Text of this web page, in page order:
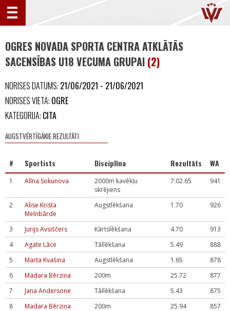
OGRES NOVADA SPORTA CENTRA ATKLĀTĀS
SACENSĪBAS U18 VECUMA GRUPAI (2)
NORISES DATUMS: 21/06/2021 - 21/06/2021
NORISES VIETA: OGRE
KATEGORIJA: CITA
AUGSTVĒRTĪGĀKIE REZULTĀTI
# Sportists Disciplīna Rezultāts WA
1 Alīna Sokunova
2000m kavēkļu
skrējiens
7:02.65 941
2
Alise Krista
Melnbārde
Augstlēkšana 1.70 926
3 Jurijs Avsiščers Kārtslēkšana 4.70
913
4
Agate Lāce Tāllēkšana 5.49
888
5
Marta Kvašina Augstlēkšana 1.65
878
6
Madara Bērziņa 200m 25.72
877
7
Jana Andersone Tāllēkšana 5.43
875
8
Madara Bērziņa 200m 25.94
857